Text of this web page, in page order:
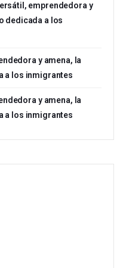
emprendedora y
dedicada a los
y amena, la
a los inmigrantes
y amena, la
a los inmigrantes